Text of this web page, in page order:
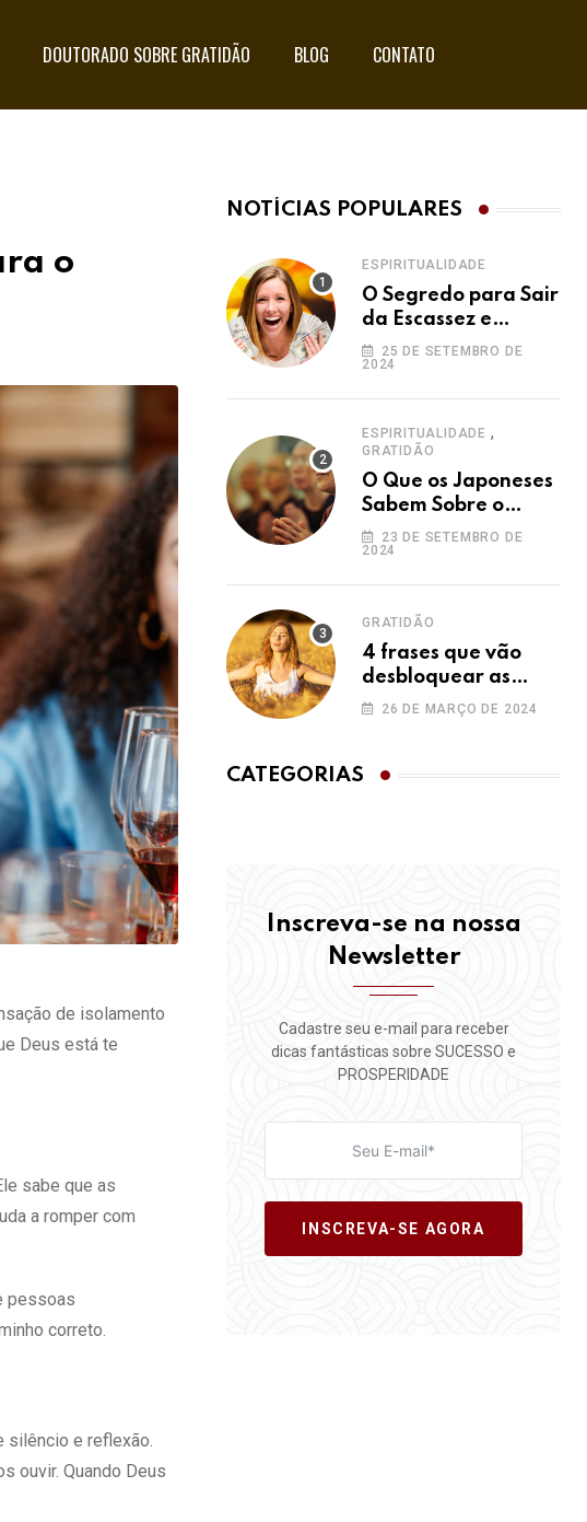
DOUTORADO SOBRE GRATIDÃO BLOG CONTATO
o
de isolamento
Deus está te
sabe que as
a romper com
pessoas
correto.
silêncio e reflexão.
ouvir. Quando Deus
NOTÍCIAS POPULARES
ESPIRITUALIDADE
O Segredo para Sair
da Escassez e
Acessar a
Abundância:
25 DE SETEMBRO DE
2024
ESPIRITUALIDADE ,
GRATIDÃO
O Que os Japoneses
Sabem Sobre o
Ho’oponopono e
Você Não
23 DE SETEMBRO DE
2024
GRATIDÃO
4 frases que vão
desbloquear as
bênçãos na sua vida
26 DE MARÇO DE 2024
CATEGORIAS
Inscreva-se na nossa
Newsletter
Cadastre seu e-mail para receber
dicas fantásticas sobre SUCESSO e
PROSPERIDADE
INSCREVA-SE AGORA